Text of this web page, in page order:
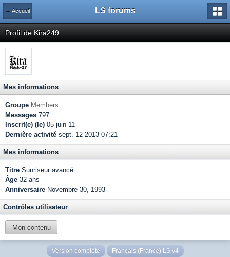
← Accueil LS forums
Profil de Kira249
Mes informations
Groupe Members
Messages 797
Inscrit(e) (le) 05-juin 11
Dernière activité sept. 12 2013 07:21
Mes informations
Titre Sunriseur avancé
Âge 32 ans
Anniversaire Novembre 30, 1993
Contrôles utilisateur
Mon contenu
Version complète Français (France) LS v4